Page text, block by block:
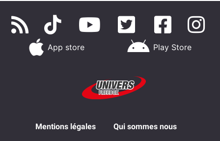
App store Play Store
Mentions légales Qui sommes nous